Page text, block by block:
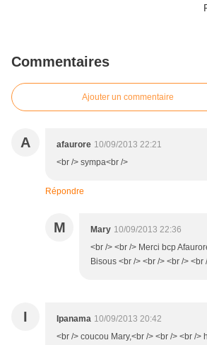
Commentaires
Ajouter un commentaire
A afaurore 10/09/2013 22:21
<br /> sympa<br />
Répondre
M Mary 10/09/2013 22:36
<br /> <br /> Merci bcp
Bisous <br /> <br /> <br /> <br
I Ipanama 10/09/2013 20:42
<br /> coucou Mary,<br /> <br /> <br />